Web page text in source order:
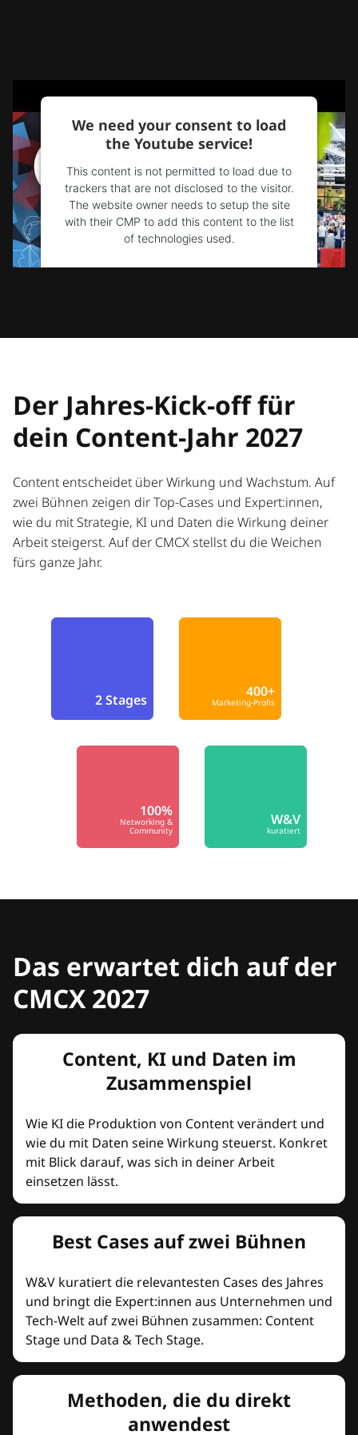
We need your consent to load
the Youtube service!
This content is not permitted to load due to
trackers that are not disclosed to the visitor.
The website owner needs to setup the site
with their CMP to add this content to the list
of technologies used.
Powered byUsercentrics Consent
Der Jahres-Kick-off für
dein Content-Jahr 2027
Content entscheidet über Wirkung und Wachstum. Auf
zwei Bühnen zeigen dir Top-Cases und Expert:innen,
wie du mit Strategie, KI und Daten die Wirkung deiner
Arbeit steigerst. Auf der CMCX stellst du die Weichen
fürs ganze Jahr.
2 Stages 400+
Marketing-Profis
100%
Networking &
Community
W&V
kuratiert
Das erwartet dich auf der
CMCX 2027
Content, KI und Daten im
Zusammenspiel
Wie KI die Produktion von Content verändert und
wie du mit Daten seine Wirkung steuerst. Konkret
mit Blick darauf, was sich in deiner Arbeit
einsetzen lässt.
Best Cases auf zwei Bühnen
W&V kuratiert die relevantesten Cases des Jahres
und bringt die Expert:innen aus Unternehmen und
Tech-Welt auf zwei Bühnen zusammen: Content
Stage und Data & Tech Stage.
Methoden, die du direkt
anwendest